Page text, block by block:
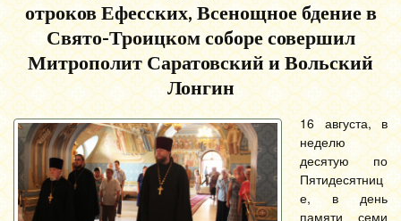
отроков Ефесских, Всенощное бдение в
Свято-Троицком соборе совершил
Митрополит Саратовский и Вольский
Лонгин
16 августа, в
неделю
десятую по
Пятидесятниц
е, в день
памяти семи